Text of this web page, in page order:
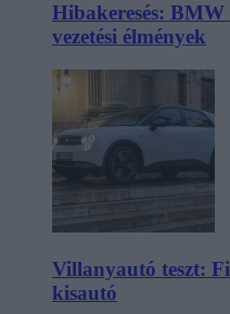
Hibakeresés: BMW
vezetési élmények
Villanyautó teszt:
kisautó